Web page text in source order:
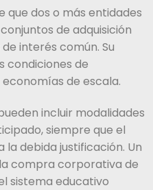
dos o más entidades
de adquisición
interés común. Su
condiciones de
de escala.
incluir modalidades
siempre que el
debida justificación. Un
compra corporativa de
sistema educativo